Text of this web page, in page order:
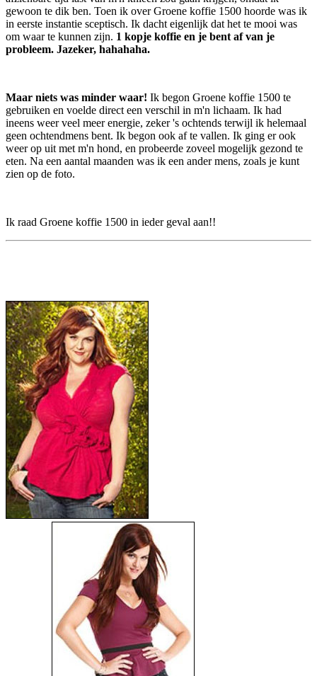
gewoon te dik ben. Toen ik over Groene koffie 1500 hoorde was ik
in eerste instantie sceptisch. Ik dacht eigenlijk dat het te mooi was
om waar te kunnen zijn. 1 kopje koffie en je bent af van je
probleem. Jazeker, hahahaha.
Maar niets was minder waar! Ik begon Groene koffie 1500 te
gebruiken en voelde direct een verschil in m'n lichaam. Ik had
ineens weer veel meer energie, zeker 's ochtends terwijl ik helemaal
geen ochtendmens bent. Ik begon ook af te vallen. Ik ging er ook
weer op uit met m'n hond, en probeerde zoveel mogelijk gezond te
eten. Na een aantal maanden was ik een ander mens, zoals je kunt
zien op de foto.
Ik raad Groene koffie 1500 in ieder geval aan!!